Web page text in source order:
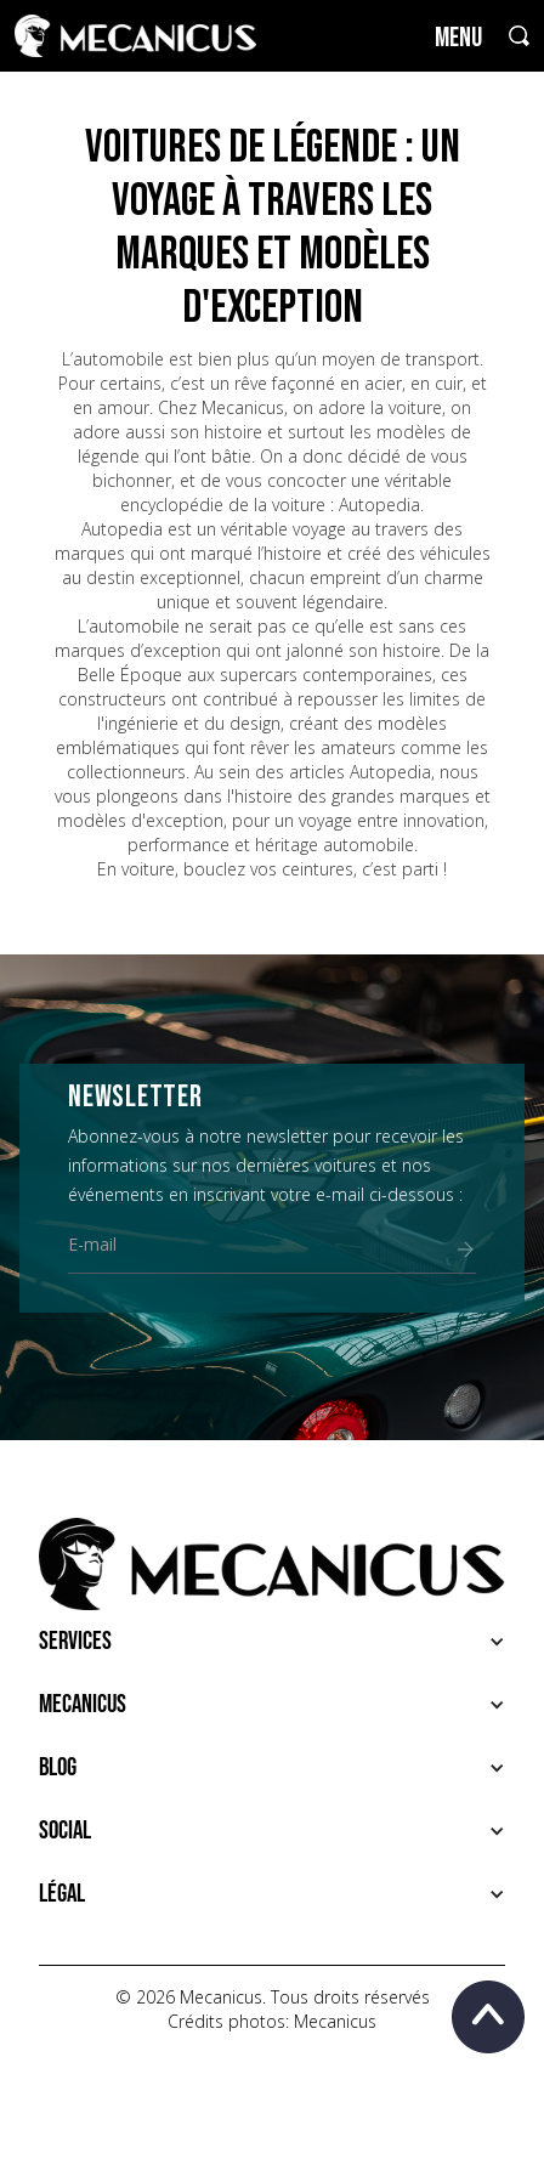
MENU
Voitures de Légende : un
voyage à travers les
marques et modèles
d'exception
L’automobile est bien plus qu’un moyen de transport.
Pour certains, c’est un rêve façonné en acier, en cuir, et
en amour. Chez Mecanicus, on adore la voiture, on
adore aussi son histoire et surtout les modèles de
légende qui l’ont bâtie. On a donc décidé de vous
bichonner, et de vous concocter une véritable
encyclopédie de la voiture : Autopedia.
Autopedia est un véritable voyage au travers des
marques qui ont marqué l’histoire et créé des véhicules
au destin exceptionnel, chacun empreint d’un charme
unique et souvent légendaire.
L’automobile ne serait pas ce qu’elle est sans ces
marques d’exception qui ont jalonné son histoire. De la
Belle Époque aux supercars contemporaines, ces
constructeurs ont contribué à repousser les limites de
l'ingénierie et du design, créant des modèles
emblématiques qui font rêver les amateurs comme les
collectionneurs. Au sein des articles Autopedia, nous
vous plongeons dans l'histoire des grandes marques et
modèles d'exception, pour un voyage entre innovation,
performance et héritage automobile.
En voiture, bouclez vos ceintures, c’est parti !
NEWSLETTER
Abonnez-vous à notre newsletter pour recevoir les
informations sur nos dernières voitures et nos
événements en inscrivant votre e-mail ci-dessous :
Services
ACHETER
VENDRE
SERVICES PREMIUM
Mecanicus
À PROPOS
HOUSE MECANICUS
CONTACT
Blog
NEWS
VIDÉOS
AUTOPÉDIA
Social
INSTAGRAM
TIKTOK
YOUTUBE
Légal
POLITIQUE DE CONFIDENTIALITÉ
© 2026 Mecanicus. Tous droits réservés
Crédits photos: Mecanicus